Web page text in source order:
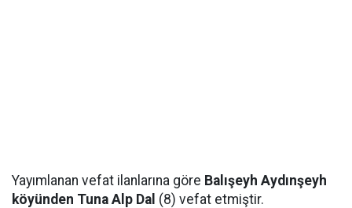
Yayımlanan vefat ilanlarına göre Balışeyh Aydınşeyh
köyünden Tuna Alp Dal (8) vefat etmiştir.